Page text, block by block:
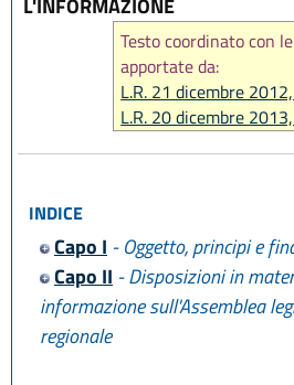
L'INFORMAZIONE
Testo coordinato con
apportate da:
L.R. 21 dicembre
L.R. 20 dicembre
INDICE
Capo I - Oggetto, principi e
Capo II - Disposizioni in
informazione sull'Assemblea
regionale